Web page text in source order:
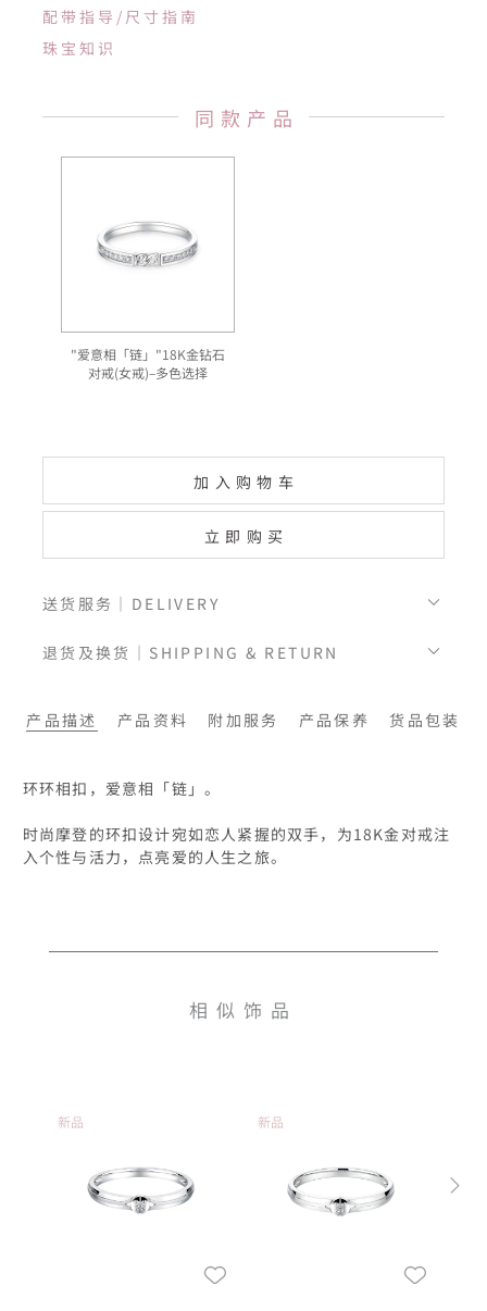
配带指导/尺寸指南
珠宝知识
同款产品
"爱意相「链」"18K金钻石
对戒(女戒)–多色选择
加入购物车
立即购买
送货服务｜DELIVERY
退货及换货｜SHIPPING & RETURN
产品描述 产品资料 附加服务 产品保养 货品包装
环环相扣，爱意相「链」。
时尚摩登的环扣设计宛如恋人紧握的双手，为18K金对戒注
入个性与活力，点亮爱的人生之旅。
相似饰品
新品 新品